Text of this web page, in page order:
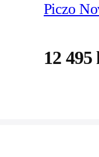
Piczo
12